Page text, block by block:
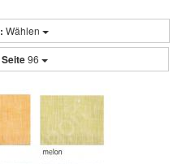
Wählen
96